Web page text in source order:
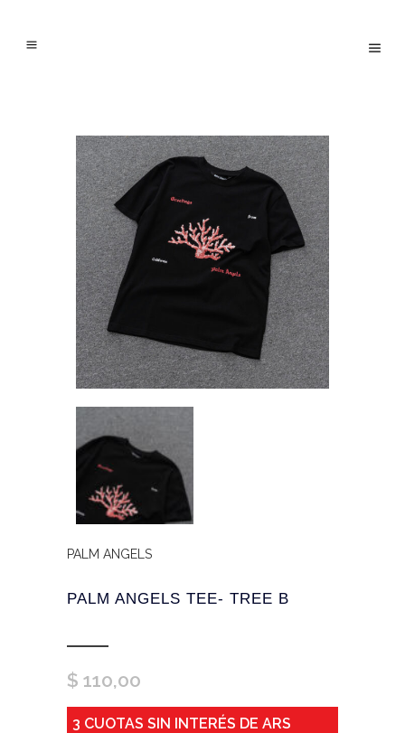
PALM ANGELS
PALM ANGELS TEE- TREE B
$ 110,00
3 CUOTAS SIN INTERÉS DE ARS